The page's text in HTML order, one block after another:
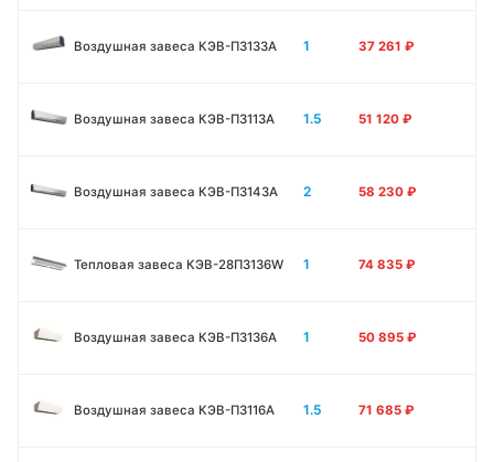
Воздушная завеса КЭВ-П3133А 1 37 261 ₽
Воздушная завеса КЭВ-П3113А 1.5 51 120 ₽
Воздушная завеса КЭВ-П3143А 2 58 230 ₽
Тепловая завеса КЭВ-28П3136W 1 74 835 ₽
Воздушная завеса КЭВ-П3136A 1 50 895 ₽
Воздушная завеса КЭВ-П3116A 1.5 71 685 ₽